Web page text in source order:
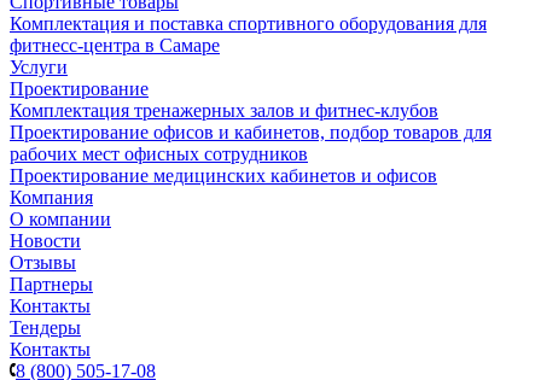
Комплектация и поставка спортивного оборудования для
фитнесс-центра в Самаре
Услуги
Проектирование
Комплектация тренажерных залов и фитнес-клубов
Проектирование офисов и кабинетов, подбор товаров для
рабочих мест офисных сотрудников
Проектирование медицинских кабинетов и офисов
Компания
О компании
Новости
Отзывы
Партнеры
Контакты
Тендеры
Контакты
8 (800) 505-17-08